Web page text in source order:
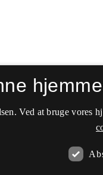
Ved at bruge